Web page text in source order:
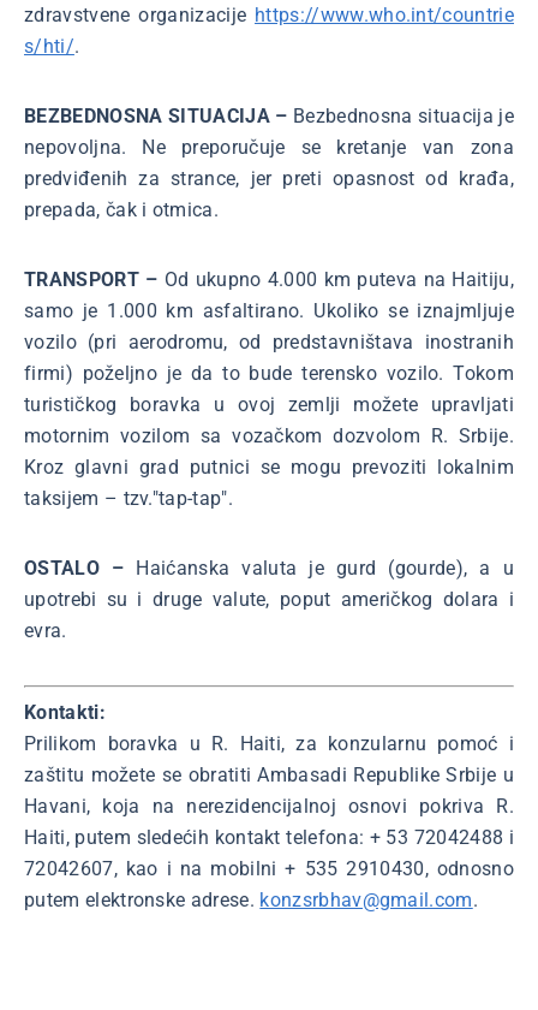
zdravstvene organizacije https://www.who.int/countrie
s/hti/.
BEZBEDNOSNA SITUACIJA – Bezbednosna situacija je
nepovoljna. Ne preporučuje se kretanje van zona
predviđenih za strance, jer preti opasnost od krađa,
prepada, čak i otmica.
TRANSPORT – Od ukupno 4.000 km puteva na Haitiju,
samo je 1.000 km asfaltirano. Ukoliko se iznajmljuje
vozilo (pri aerodromu, od predstavništava inostranih
firmi) poželjno je da to bude terensko vozilo. Tokom
turističkog boravka u ovoj zemlji možete upravljati
motornim vozilom sa vozačkom dozvolom R. Srbije.
Kroz glavni grad putnici se mogu prevoziti lokalnim
taksijem – tzv."tap-tap".
OSTALO – Haićanska valuta je gurd (gourde), a u
upotrebi su i druge valute, poput američkog dolara i
evra.
Kontakti:
Prilikom boravka u R. Haiti, za konzularnu pomoć i
zaštitu možete se obratiti Ambasadi Republike Srbije u
Havani, koja na nerezidencijalnoj osnovi pokriva R.
Haiti, putem sledećih kontakt telefona: + 53 72042488 i
72042607, kao i na mobilni + 535 2910430, odnosno
putem elektronske adrese. konzsrbhav@gmail.com.